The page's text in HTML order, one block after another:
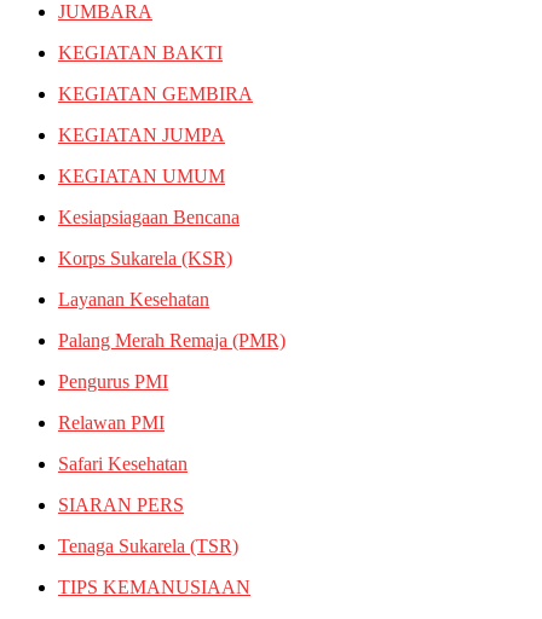
JUMBARA
KEGIATAN BAKTI
KEGIATAN GEMBIRA
KEGIATAN JUMPA
KEGIATAN UMUM
Kesiapsiagaan Bencana
Korps Sukarela (KSR)
Layanan Kesehatan
Palang Merah Remaja (PMR)
Pengurus PMI
Relawan PMI
Safari Kesehatan
SIARAN PERS
Tenaga Sukarela (TSR)
TIPS KEMANUSIAAN